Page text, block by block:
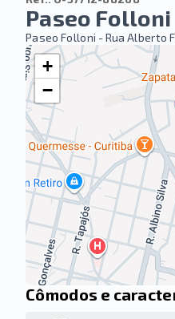
Paseo Folloni
Paseo Folloni -Rua Alberto
+
−
Cômodos e